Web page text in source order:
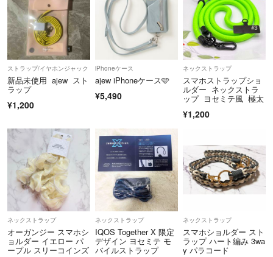
ストラップ/イヤホンジャック
新品未使用 ajew スト
ラップ
¥1,200
iPhoneケース
ajew iPhoneケース🩵
¥5,490
ネックストラップ
スマホストラップショ
ルダー ネックストラ
ップ ヨセミテ風 極太
¥1,200
ネックストラップ
オーガンジー スマホシ
ョルダー イエロー パ
ープル スリーコインズ
ネックストラップ
IQOS Together X 限定
デザイン ヨセミテ モ
バイルストラップ
ネックストラップ
スマホショルダー スト
ラップ ハート編み 3wa
y パラコード